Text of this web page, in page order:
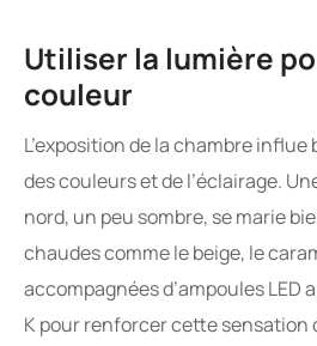
Utiliser la lumière
couleur
L’exposition de la chambre
des couleurs et de l’éclairage.
nord, un peu sombre, se marie
chaudes comme le beige, le
accompagnées d’ampoules LED
K pour renforcer cette sensation